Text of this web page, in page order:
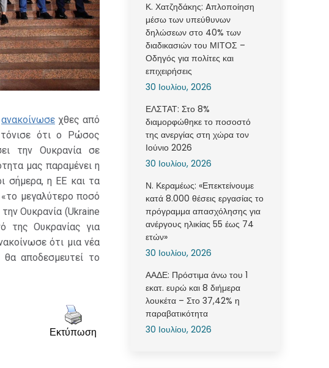
ανακοίνωσε χθες από
ότι ο Ρώσος
την Ουκρανία σε
μας παραμένει η
σήμερα, η ΕΕ και τα
μεγαλύτερο ποσό
Ουκρανία (Ukraine
της Ουκρανίας για
ότι μια νέα
αποδεσμευτεί το
Εκτύπωση
Κ. Χατζηδάκης: Aπλοποίηση
μέσω των υπεύθυνων
δηλώσεων στο 40% των
διαδικασιών του ΜΙΤΟΣ –
Οδηγός για πολίτες και
επιχειρήσεις
30 Ιουλίου, 2026
ΕΛΣΤΑΤ: Στο 8%
διαμορφώθηκε το ποσοστό
της ανεργίας στη χώρα τον
Ιούνιο 2026
30 Ιουλίου, 2026
Ν. Κεραμέως: «Επεκτείνουμε
κατά 8.000 θέσεις εργασίας το
πρόγραμμα απασχόλησης για
ανέργους ηλικίας 55 έως 74
ετών»
30 Ιουλίου, 2026
ΑΑΔΕ: Πρόστιμα άνω του 1
εκατ. ευρώ και 8 διήμερα
λουκέτα – Στο 37,42% η
παραβατικότητα
30 Ιουλίου, 2026